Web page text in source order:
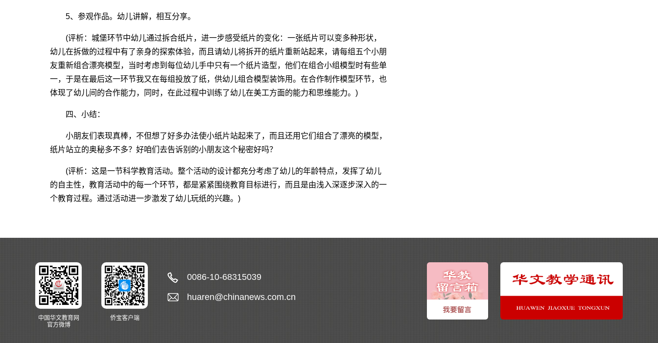
5、参观作品。幼儿讲解，相互分享。
(评析：城堡环节中幼儿通过拆合纸片，进一步感受纸片的变化：一张纸片可以变多种形状，
幼儿在拆做的过程中有了亲身的探索体验，而且请幼儿将拆开的纸片重新站起来，请每组五个小朋
友重新组合漂亮模型，当时考虑到每位幼儿手中只有一个纸片造型，他们在组合小组模型时有些单
一，于是在最后这一环节我又在每组投放了纸，供幼儿组合模型装饰用。在合作制作模型环节，也
体现了幼儿间的合作能力，同时，在此过程中训练了幼儿在美工方面的能力和思维能力。)
四、小结：
小朋友们表现真棒，不但想了好多办法使小纸片站起来了，而且还用它们组合了漂亮的模型，
纸片站立的奥秘多不多？好咱们去告诉别的小朋友这个秘密好吗？
(评析：这是一节科学教育活动。整个活动的设计都充分考虑了幼儿的年龄特点，发挥了幼儿
的自主性，教育活动中的每一个环节，都是紧紧围绕教育目标进行，而且是由浅入深逐步深入的一
个教育过程。通过活动进一步激发了幼儿玩纸的兴趣。)
中国华文教育网
官方微博
侨宝客户端
0086-10-68315039
huaren@chinanews.com.cn